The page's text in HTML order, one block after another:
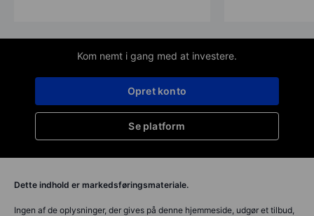
Kom nemt i gang med at investere.
Se platform
Opret konto
Dette indhold er markedsføringsmateriale.
Ingen af de oplysninger, der gives på denne hjemmeside, udgør et tilbud,